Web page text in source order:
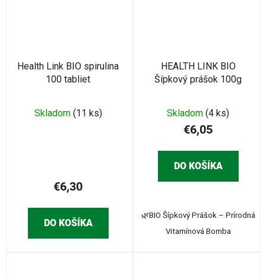
Health Link BIO spirulina
100 tabliet
Skladom (11 ks)
€6,30
DO KOŠÍKA
HEALTH LINK BIO
Šípkový prášok 100g
Skladom (4 ks)
€6,05
DO KOŠÍKA
🌿BIO Šípkový Prášok – Prírodná
Vitamínová Bomba